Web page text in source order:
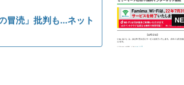
冒涜」批判も...ネット